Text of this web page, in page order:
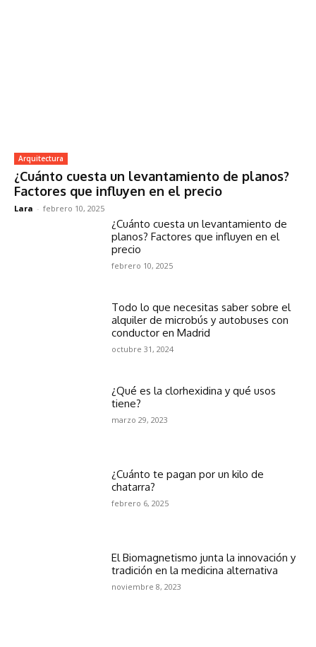
Arquitectura
¿Cuánto cuesta un levantamiento de planos?
Factores que influyen en el precio
Lara - febrero 10, 2025
¿Cuánto cuesta un levantamiento de
planos? Factores que influyen en el
precio
febrero 10, 2025
Todo lo que necesitas saber sobre el
alquiler de microbús y autobuses con
conductor en Madrid
octubre 31, 2024
¿Qué es la clorhexidina y qué usos
tiene?
marzo 29, 2023
¿Cuánto te pagan por un kilo de
chatarra?
febrero 6, 2025
El Biomagnetismo junta la innovación y
tradición en la medicina alternativa
noviembre 8, 2023